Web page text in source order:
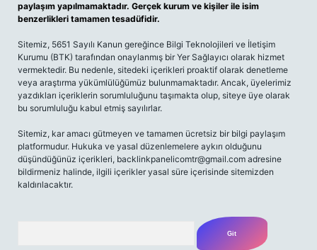
paylaşım yapılmamaktadır. Gerçek kurum ve kişiler ile isim
benzerlikleri tamamen tesadüfidir.
Sitemiz, 5651 Sayılı Kanun gereğince Bilgi Teknolojileri ve İletişim
Kurumu (BTK) tarafından onaylanmış bir Yer Sağlayıcı olarak hizmet
vermektedir. Bu nedenle, sitedeki içerikleri proaktif olarak denetleme
veya araştırma yükümlülüğümüz bulunmamaktadır. Ancak, üyelerimiz
yazdıkları içeriklerin sorumluluğunu taşımakta olup, siteye üye olarak
bu sorumluluğu kabul etmiş sayılırlar.
Sitemiz, kar amacı gütmeyen ve tamamen ücretsiz bir bilgi paylaşım
platformudur. Hukuka ve yasal düzenlemelere aykırı olduğunu
düşündüğünüz içerikleri, backlinkpanelicomtr@gmail.com adresine
bildirmeniz halinde, ilgili içerikler yasal süre içerisinde sitemizden
kaldırılacaktır.